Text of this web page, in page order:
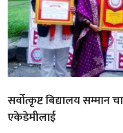
सर्वोत्कृष्ट बिद्यालय
एकेडेमीलाई